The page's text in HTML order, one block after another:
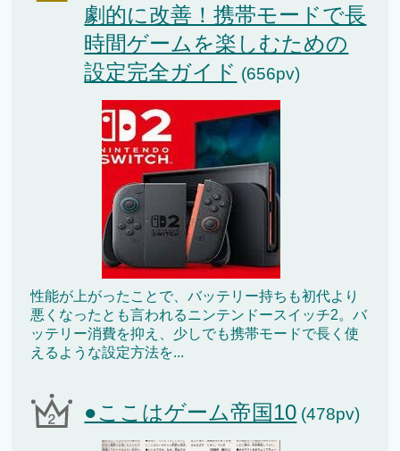
劇的に改善！携帯モードで長
時間ゲームを楽しむための
設定完全ガイド (656pv)
性能が上がったことで、バッテリー持ちも初代より
悪くなったとも言われるニンテンドースイッチ2。バ
ッテリー消費を抑え、少しでも携帯モードで長く使
えるような設定方法を...
●ここはゲーム帝国10 (478pv)